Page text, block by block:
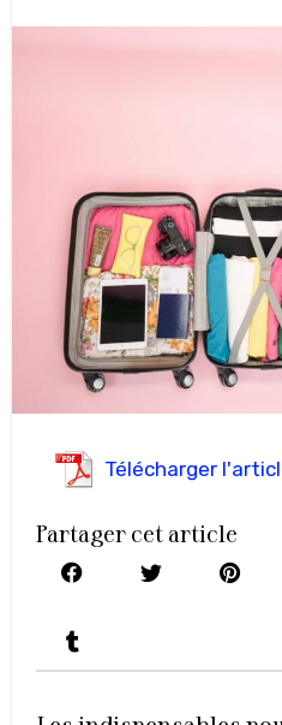
Télécharger
Partager cet article